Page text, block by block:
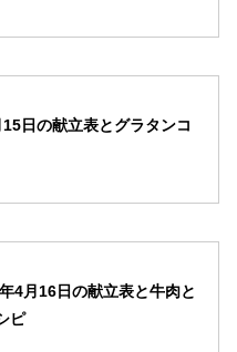
日の献立表とグラタンコ
4月16日の献立表と牛肉と
ピ